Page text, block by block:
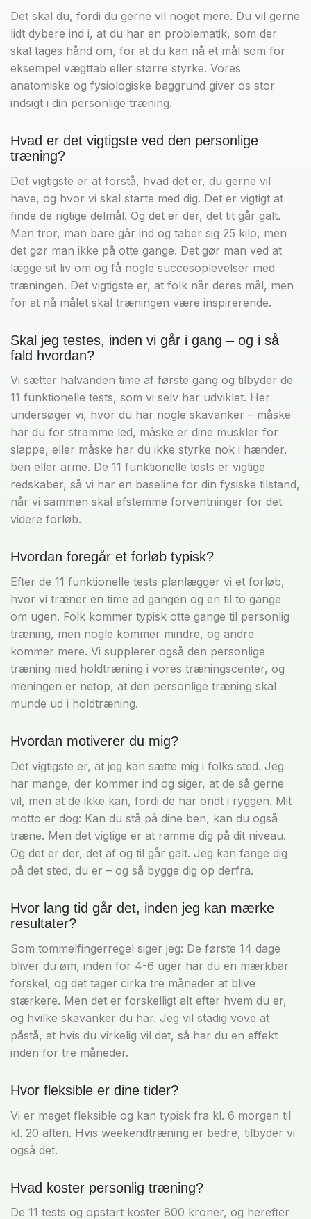
Det skal du, fordi du gerne vil noget mere. Du vil gerne
lidt dybere ind i, at du har en problematik, som der
skal tages hånd om, for at du kan nå et mål som for
eksempel vægttab eller større styrke. Vores
anatomiske og fysiologiske baggrund giver os stor
indsigt i din personlige træning.
Hvad er det vigtigste ved den personlige
træning?
Det vigtigste er at forstå, hvad det er, du gerne vil
have, og hvor vi skal starte med dig. Det er vigtigt at
finde de rigtige delmål. Og det er der, det tit går galt.
Man tror, man bare går ind og taber sig 25 kilo, men
det gør man ikke på otte gange. Det gør man ved at
lægge sit liv om og få nogle succesoplevelser med
træningen. Det vigtigste er, at folk når deres mål, men
for at nå målet skal træningen være inspirerende.
Skal jeg testes, inden vi går i gang – og i så
fald hvordan?
Vi sætter halvanden time af første gang og tilbyder de
11 funktionelle tests, som vi selv har udviklet. Her
undersøger vi, hvor du har nogle skavanker – måske
har du for stramme led, måske er dine muskler for
slappe, eller måske har du ikke styrke nok i hænder,
ben eller arme. De 11 funktionelle tests er vigtige
redskaber, så vi har en baseline for din fysiske tilstand,
når vi sammen skal afstemme forventninger for det
videre forløb.
Hvordan foregår et forløb typisk?
Efter de 11 funktionelle tests planlægger vi et forløb,
hvor vi træner en time ad gangen og en til to gange
om ugen. Folk kommer typisk otte gange til personlig
træning, men nogle kommer mindre, og andre
kommer mere. Vi supplerer også den personlige
træning med holdtræning i vores træningscenter, og
meningen er netop, at den personlige træning skal
munde ud i holdtræning.
Hvordan motiverer du mig?
Det vigtigste er, at jeg kan sætte mig i folks sted. Jeg
har mange, der kommer ind og siger, at de så gerne
vil, men at de ikke kan, fordi de har ondt i ryggen. Mit
motto er dog: Kan du stå på dine ben, kan du også
træne. Men det vigtige er at ramme dig på dit niveau.
Og det er der, det af og til går galt. Jeg kan fange dig
på det sted, du er – og så bygge dig op derfra.
Hvor lang tid går det, inden jeg kan mærke
resultater?
Som tommelfingerregel siger jeg: De første 14 dage
bliver du øm, inden for 4-6 uger har du en mærkbar
forskel, og det tager cirka tre måneder at blive
stærkere. Men det er forskelligt alt efter hvem du er,
og hvilke skavanker du har. Jeg vil stadig vove at
påstå, at hvis du virkelig vil det, så har du en effekt
inden for tre måneder.
Hvor fleksible er dine tider?
Vi er meget fleksible og kan typisk fra kl. 6 morgen til
kl. 20 aften. Hvis weekendtræning er bedre, tilbyder vi
også det.
Hvad koster personlig træning?
De 11 tests og opstart koster 800 kroner, og herefter